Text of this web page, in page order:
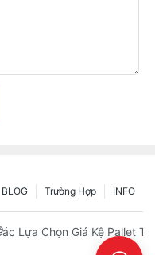
INFO
Trường Hợp
BLOG
Hàng Đầu Cho Quản Lý Kho
Lựa Chọn Giá Kệ Pallet